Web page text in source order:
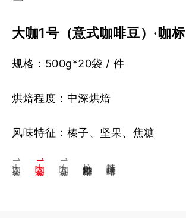
大咖1号（意式咖啡豆）·咖标
规格：500g*20袋 / 件
烘焙程度：中深烘焙
风味特征：榛子、坚果、焦糖
大咖1号（意式咖啡豆）·红标 大咖1号（意式咖啡豆）·咖标 大咖1号（意式咖啡豆）·蓝标